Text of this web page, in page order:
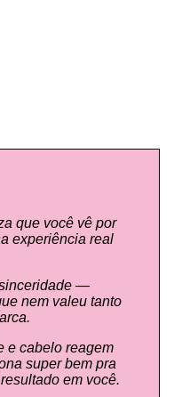
que você vê por
experiência real
—
nem valeu tanto
e cabelo reagem
super bem pra
em você.